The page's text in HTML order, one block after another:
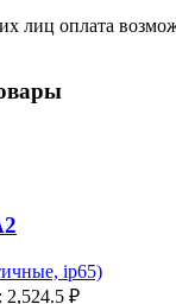
лиц оплата
ip65)
2,524.5 ₽